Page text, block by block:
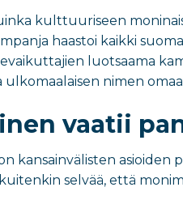
kulttuuriseen
haastoi kaikki
luotsaama
nimen
vaatii
kansainvälisten asioiden
selvää, että